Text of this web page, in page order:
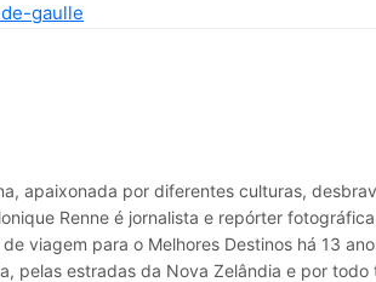
gaulle
apaixonada por diferentes culturas,
Renne é jornalista e repórter
viagem para o Melhores Destinos há 13
pelas estradas da Nova Zelândia e por